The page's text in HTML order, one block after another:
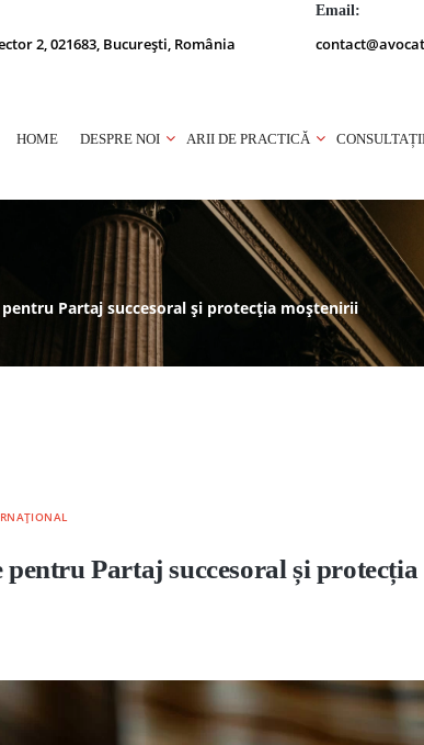
2, 021683, București, România
Email:
HOME DESPRE NOI ARII DE PRACTICĂ
Partaj succesoral și protecția moștenirii
Partaj succesoral și protecția